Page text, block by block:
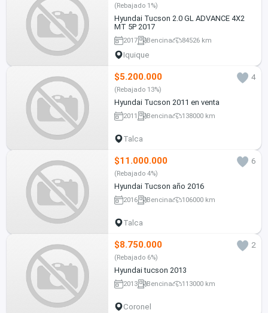
(Rebajado 1%)
Hyundai Tucson 2.0 GL ADVANCE 4X2
MT 5P 2017
2017 Bencina 84526 km
Iquique
$5.200.000 4
(Rebajado 13%)
Hyundai Tucson 2011 en venta
2011 Bencina 138000 km
Talca
$11.000.000 6
(Rebajado 4%)
Hyundai Tucson año 2016
2016 Bencina 106000 km
Talca
$8.750.000 2
(Rebajado 6%)
Hyundai tucson 2013
2013 Bencina 113000 km
Coronel